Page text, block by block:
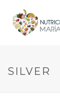
SILVER